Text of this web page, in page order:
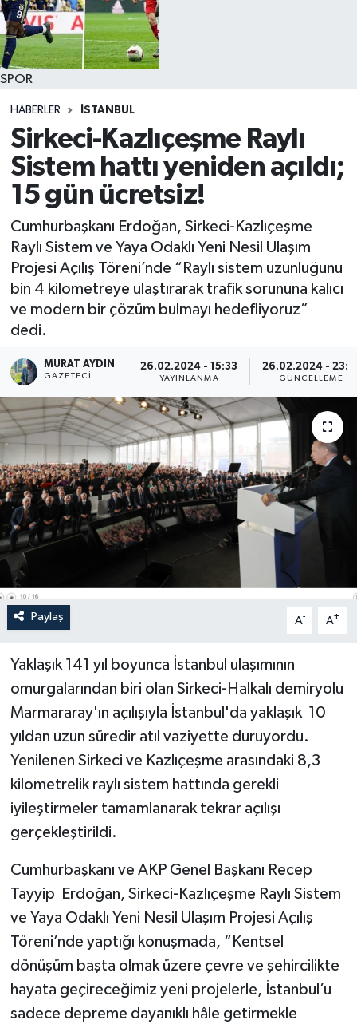
SPOR
HABERLER İSTANBUL
Sirkeci-Kazlıçeşme Raylı
Sistem hattı yeniden açıldı;
15 gün ücretsiz!
Cumhurbaşkanı Erdoğan, Sirkeci-Kazlıçeşme
Raylı Sistem ve Yaya Odaklı Yeni Nesil Ulaşım
Projesi Açılış Töreni’nde “Raylı sistem uzunluğunu
bin 4 kilometreye ulaştırarak trafik sorununa kalıcı
ve modern bir çözüm bulmayı hedefliyoruz”
dedi.
MURAT AYDIN
GAZETECI
26.02.2024 - 15:33
YAYINLANMA
26.02.2024 -
GÜNCELLEME
Paylaş A- A+
Yaklaşık 141 yıl boyunca İstanbul ulaşımının
omurgalarından biri olan Sirkeci-Halkalı demiryolu
Marmararay'ın açılışıyla İstanbul'da yaklaşık 10
yıldan uzun süredir atıl vaziyette duruyordu.
Yenilenen Sirkeci ve Kazlıçeşme arasındaki 8,3
kilometrelik raylı sistem hattında gerekli
iyileştirmeler tamamlanarak tekrar açılışı
gerçekleştirildi.
Cumhurbaşkanı ve AKP Genel Başkanı Recep
Tayyip Erdoğan, Sirkeci-Kazlıçeşme Raylı Sistem
ve Yaya Odaklı Yeni Nesil Ulaşım Projesi Açılış
Töreni’nde yaptığı konuşmada, “Kentsel
dönüşüm başta olmak üzere çevre ve şehircilikte
hayata geçireceğimiz yeni projelerle, İstanbul’u
sadece depreme dayanıklı hâle getirmekle